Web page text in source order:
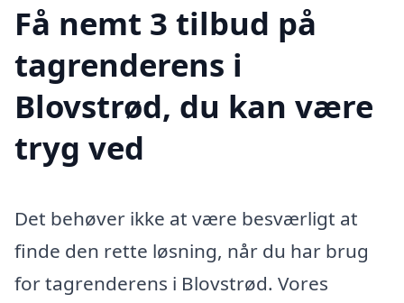
Få nemt 3 tilbud på
tagrenderens i
Blovstrød, du kan være
tryg ved
Det behøver ikke at være besværligt at
finde den rette løsning, når du har brug
for tagrenderens i Blovstrød. Vores